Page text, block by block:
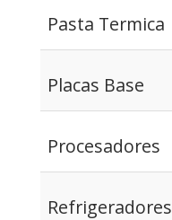
Pasta Termica
Placas Base
Procesadores
Refrigeradores